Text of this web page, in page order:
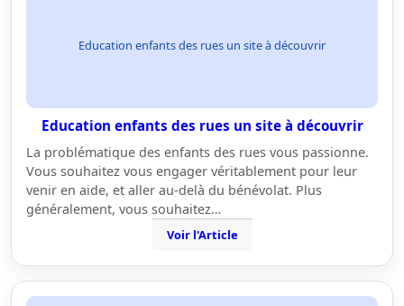
Education enfants des rues un site à découvrir
Education enfants des rues un site à découvrir
La problématique des enfants des rues vous passionne.
Vous souhaitez vous engager véritablement pour leur
venir en aide, et aller au-delà du bénévolat. Plus
généralement, vous souhaitez…
Voir l'Article